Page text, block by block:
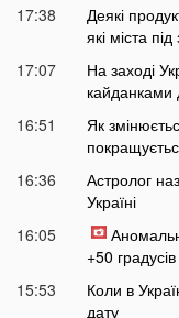
17:38
Деякі
які міста
17:07
На заході
кайданками
16:51
Як
16:36
Астролог
Україні
16:05
+50 градусів
15:53
Коли в
дату